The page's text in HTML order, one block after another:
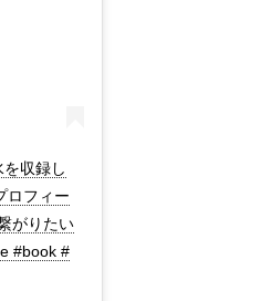
収録し
ロフィー
がりたい
#book #